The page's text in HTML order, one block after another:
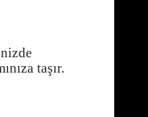
taşır.